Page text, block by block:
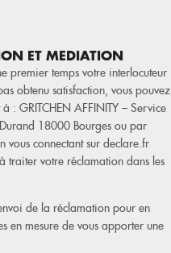
ET MEDIATION
premier temps votre interlocuteur
obtenu satisfaction, vous pouvez
: GRITCHEN AFFINITY – Service
18000 Bourges ou par
vous connectant sur declare.fr
traiter votre réclamation dans les
de la réclamation pour en
en mesure de vous apporter une